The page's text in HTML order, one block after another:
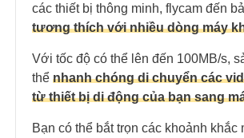
các thiết bị thông minh, flycam đến
tương thích với nhiều dòng máy
Với tốc độ có thể lên đến 100MB/s,
thể nhanh chóng di chuyển các
từ thiết bị di động của bạn sang
Bạn có thể bắt trọn các khoảnh khắc